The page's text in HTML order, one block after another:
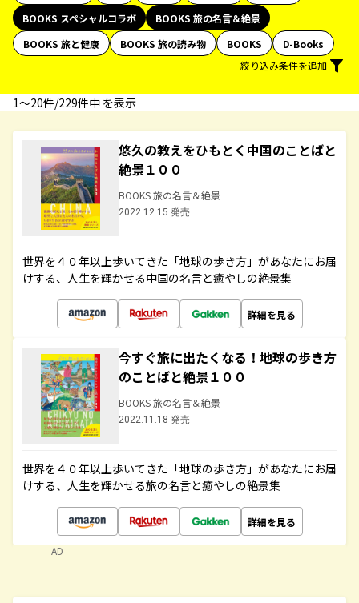
BOOKS スペシャルコラボ
BOOKS 旅の名言＆絶景
BOOKS 旅と健康
BOOKS 旅の読み物 BOOKS
D-Books
絞り込み条件を追加
1〜20件/229件中 を表示
悠久の教えをひもとく中国のことばと
絶景１００
BOOKS 旅の名言＆絶景
2022.12.15 発売
世界を４０年以上歩いてきた「地球の歩き方」があなたにお届
けする、人生を輝かせる中国の名言と癒やしの絶景集
詳細を見る
今すぐ旅に出たくなる！地球の歩き方
のことばと絶景１００
BOOKS 旅の名言＆絶景
2022.11.18 発売
世界を４０年以上歩いてきた「地球の歩き方」があなたにお届
けする、人生を輝かせる旅の名言と癒やしの絶景集
詳細を見る
AD